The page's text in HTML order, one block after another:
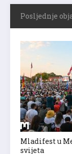
Posljednje
Mladifest u
svijeta